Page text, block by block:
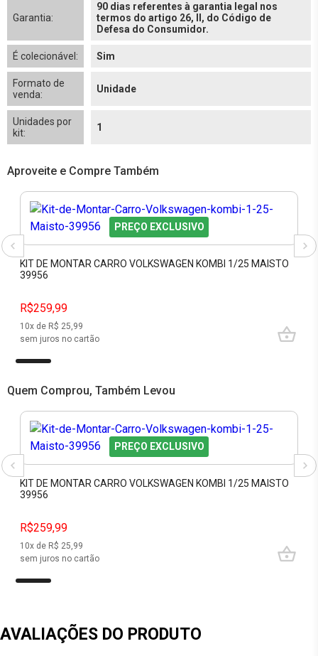
Garantia:
90 dias referentes à garantia legal nos
termos do artigo 26, II, do Código de
Defesa do Consumidor.
É colecionável: Sim
Formato de
venda:
Unidade
Unidades por
kit:
1
Aproveite e Compre Também
PREÇO EXCLUSIVO
KIT DE MONTAR CARRO VOLKSWAGEN KOMBI 1/25 MAISTO
39956
R$259,99
10x de R$ 25,99
sem juros no cartão
Quem Comprou, Também Levou
PREÇO EXCLUSIVO
KIT DE MONTAR CARRO VOLKSWAGEN KOMBI 1/25 MAISTO
39956
R$259,99
10x de R$ 25,99
sem juros no cartão
AVALIAÇÕES DO PRODUTO